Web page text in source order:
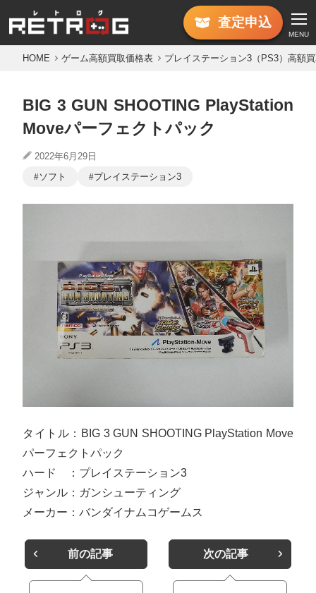
査定申込
MENU
HOME ゲーム高額買取価格表 プレイステーション3（PS3）高額
BIG 3 GUN SHOOTING PlayStation
Moveパーフェクトパック
2022年6月29日
ソフト
プレイステーション3
タイトル：BIG 3 GUN SHOOTING PlayStation Move
パーフェクトパック
ハード ：プレイステーション3
ジャンル：ガンシューティング
メーカー：バンダイナムコゲームス
前の記事 次の記事